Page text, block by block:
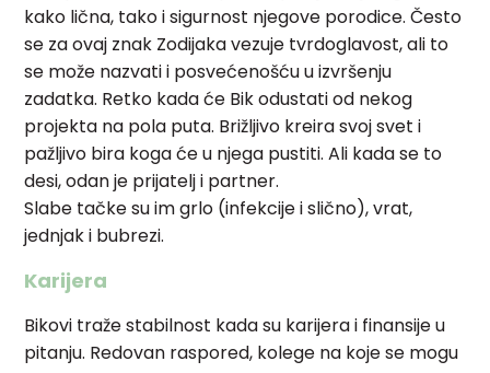
kako lična, tako i sigurnost njegove porodice. Često
se za ovaj znak Zodijaka vezuje tvrdoglavost, ali to
se može nazvati i posvećenošću u izvršenju
zadatka. Retko kada će Bik odustati od nekog
projekta na pola puta. Brižljivo kreira svoj svet i
pažljivo bira koga će u njega pustiti. Ali kada se to
desi, odan je prijatelj i partner.
Slabe tačke su im grlo (infekcije i slično), vrat,
jednjak i bubrezi.
Karijera
Bikovi traže stabilnost kada su karijera i finansije u
pitanju. Redovan raspored, kolege na koje se mogu